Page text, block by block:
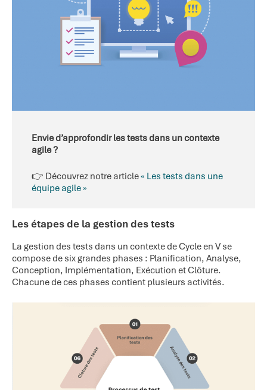
Envie d’approfondir les tests dans un contexte
agile ?
👉 Découvrez notre article« Les tests dans une
équipe agile »
Les étapes de la gestion des tests
La gestion des tests dans un contexte de Cycle en V se
compose de six grandes phases : Planification, Analyse,
Conception, Implémentation, Exécution et Clôture.
Chacune de ces phases contient plusieurs activités.